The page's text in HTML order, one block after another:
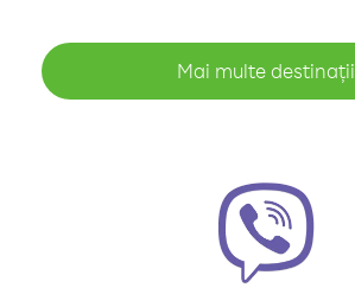
Mai multe destinații